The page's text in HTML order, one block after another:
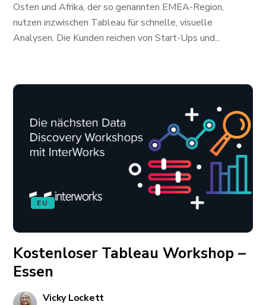
Osten und Afrika, der so genannten EMEA-Region,
nutzen inzwischen Tableau für schnelle, visuelle
Analysen. Die Kunden reichen von Start-Ups und...
EU
Kostenloser Tableau Workshop –
Essen
Vicky Lockett